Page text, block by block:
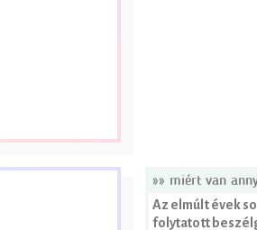
»» miért van
Az elmúlt évek
folytatott